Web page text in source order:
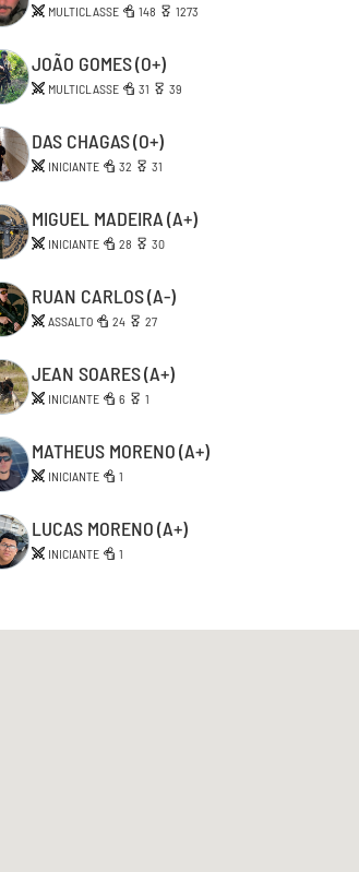
MULTICLASSE 148 1273
JOÃO GOMES(O+)
MULTICLASSE 31 39
DAS CHAGAS(O+)
INICIANTE 32 31
MIGUEL MADEIRA(A+)
INICIANTE 28 30
RUAN CARLOS(A-)
ASSALTO 24 27
JEAN SOARES(A+)
INICIANTE 6 1
MATHEUS MORENO(A+)
INICIANTE 1
LUCAS MORENO(A+)
INICIANTE 1